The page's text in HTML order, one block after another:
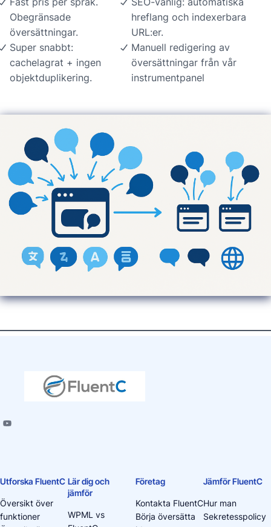
Obegränsade
översättningar.
Super snabbt:
cachelagrat + ingen
objektduplikering.
hreflang och indexerbara
URL:er.
Manuell redigering av
översättningar från vår
instrumentpanel
Utforska FluentC
Översikt över
funktioner
Lär dig och
jämför
WPML vs
Företag
Kontakta FluentC
Börja översätta
Jämför FluentC
Hur man
Sekretesspolicy